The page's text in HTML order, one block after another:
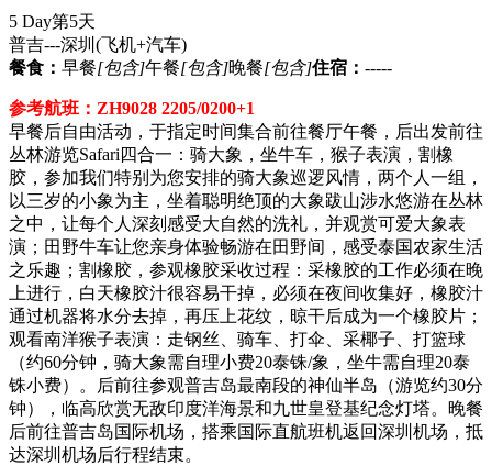
5 Day第5天
普吉---深圳 (飞机+汽车)
餐食： 早餐[包含]午餐[包含]晚餐[包含]住宿： -----
参考航班：ZH9028 2205/0200+1
早餐后自由活动，于指定时间集合前往餐厅午餐，后出发前往
丛林游览Safari四合一：骑大象，坐牛车，猴子表演，割橡
胶，参加我们特别为您安排的骑大象巡逻风情，两个人一组，
以三岁的小象为主，坐着聪明绝顶的大象跋山涉水悠游在丛林
之中，让每个人深刻感受大自然的洗礼，并观赏可爱大象表
演；田野牛车让您亲身体验畅游在田野间，感受泰国农家生活
之乐趣；割橡胶，参观橡胶采收过程：采橡胶的工作必须在晚
上进行，白天橡胶汁很容易干掉，必须在夜间收集好，橡胶汁
通过机器将水分去掉，再压上花纹，晾干后成为一个橡胶片；
观看南洋猴子表演：走钢丝、骑车、打伞、采椰子、打篮球
（约60分钟，骑大象需自理小费20泰铢/象，坐牛需自理20泰
铢小费）。后前往参观普吉岛最南段的神仙半岛（游览约30分
钟），临高欣赏无敌印度洋海景和九世皇登基纪念灯塔。晚餐
后前往普吉岛国际机场，搭乘国际直航班机返回深圳机场，抵
达深圳机场后行程结束。